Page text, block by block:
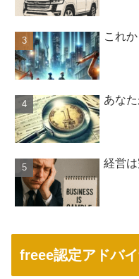
これ
あな
経営
freee認定アドバ